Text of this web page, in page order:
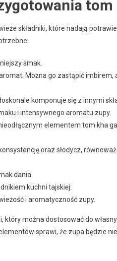
tom
składniki, które nadają potrawie
smak.
Można go zastąpić imbirem,
komponuje się z innymi
i intensywnego aromatu zupy.
elementem tom kha
oraz słodycz,
dania.
kuchni tajskiej.
i aromatyczność zupy.
który można dostosować do
sprawi, że zupa będzie